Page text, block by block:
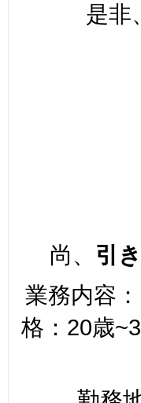
是非
尚、 引
業務内容
格：20歳